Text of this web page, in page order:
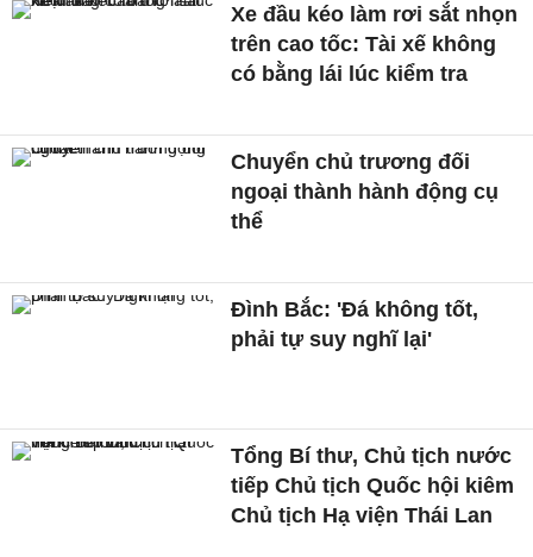
Xe đầu kéo làm rơi sắt nhọn
trên cao tốc: Tài xế không
có bằng lái lúc kiểm tra
Chuyển chủ trương đối
ngoại thành hành động cụ
thể
Đình Bắc: 'Đá không tốt,
phải tự suy nghĩ lại'
Tổng Bí thư, Chủ tịch nước
tiếp Chủ tịch Quốc hội kiêm
Chủ tịch Hạ viện Thái Lan